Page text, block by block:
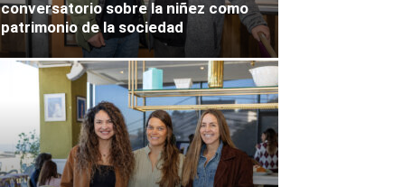
conversatorio sobre la niñez como
patrimonio de la sociedad